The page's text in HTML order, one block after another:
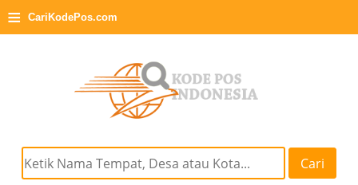
≡ CariKodePos.com
Cari